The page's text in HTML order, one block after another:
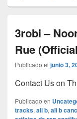
3robi –
Rue
Publicado el junio 3,
Contact Us on
Publicado en
tracks, ali b, ali b